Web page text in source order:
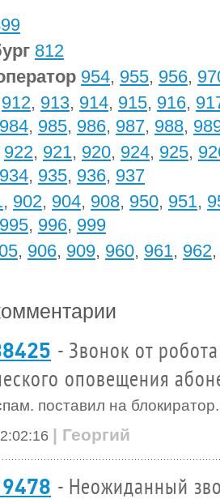
812
954, 955, 956,
912, 913, 914, 915, 916,
984, 985, 986, 987, 988,
922, 921, 920, 924, 925,
934, 935, 936, 937
, 902, 904, 908, 950, 951,
995, 996, 999
, 906, 909, 960, 961, 962
- Звонок от
оповещения
поставил на блокиратор.
| Георгий
- Неожиданный